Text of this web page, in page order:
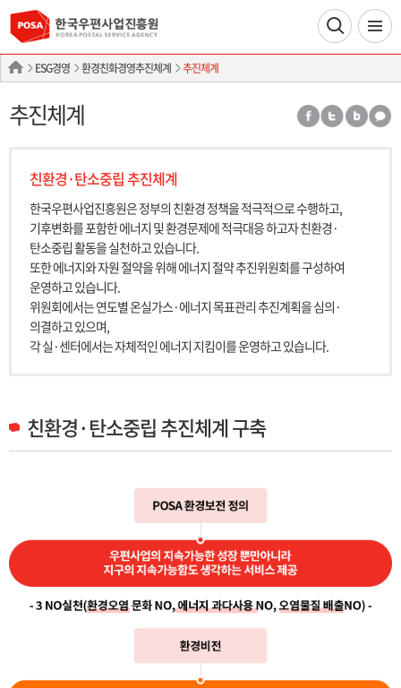
ESG경영 환경친화경영추진체계 추진체계
추진체계
친환경·탄소중립 추진체계
한국우편사업진흥원은 정부의 친환경 정책을 적극적으로 수행하고,
기후변화를 포함한 에너지 및 환경문제에 적극대응 하고자 친환경·
탄소중립 활동을 실천하고 있습니다.
또한 에너지와 자원 절약을 위해 에너지 절약 추진위원회를 구성하여
운영하고 있습니다.
위원회에서는 연도별 온실가스·에너지 목표관리 추진계획을 심의·
의결하고 있으며,
각 실·센터에서는 자체적인 에너지 지킴이를 운영하고 있습니다.
친환경·탄소중립 추진체계 구축